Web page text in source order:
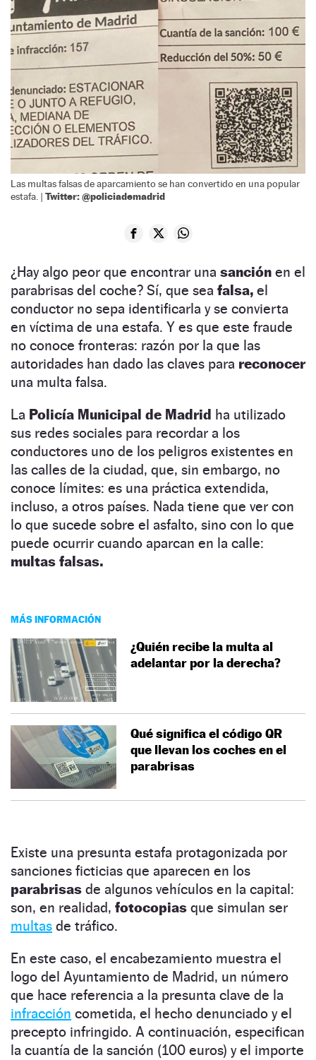
Las multas falsas de aparcamiento se han convertido en una popular
estafa. | Twitter: @policiademadrid
¿Hay algo peor que encontrar una sanción en el
parabrisas del coche? Sí, que sea falsa, el
conductor no sepa identificarla y se convierta
en víctima de una estafa. Y es que este fraude
no conoce fronteras: razón por la que las
autoridades han dado las claves para reconocer
una multa falsa.
La Policía Municipal de Madrid ha utilizado
sus redes sociales para recordar a los
conductores uno de los peligros existentes en
las calles de la ciudad, que, sin embargo, no
conoce límites: es una práctica extendida,
incluso, a otros países. Nada tiene que ver con
lo que sucede sobre el asfalto, sino con lo que
puede ocurrir cuando aparcan en la calle:
multas falsas.
MÁS INFORMACIÓN
¿Quién recibe la multa al
adelantar por la derecha?
Qué significa el código QR
que llevan los coches en el
parabrisas
Existe una presunta estafa protagonizada por
sanciones ficticias que aparecen en los
parabrisas de algunos vehículos en la capital:
son, en realidad, fotocopias que simulan ser
multas de tráfico.
En este caso, el encabezamiento muestra el
logo del Ayuntamiento de Madrid, un número
que hace referencia a la presunta clave de la
infracción cometida, el hecho denunciado y el
precepto infringido. A continuación, especifican
la cuantía de la sanción (100 euros) y el importe